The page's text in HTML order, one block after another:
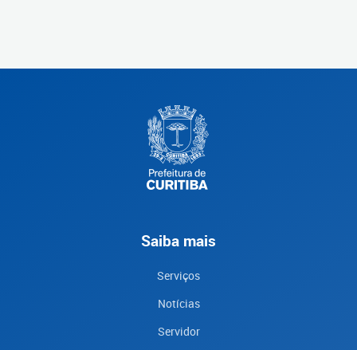
Saiba mais
Serviços
Notícias
Servidor